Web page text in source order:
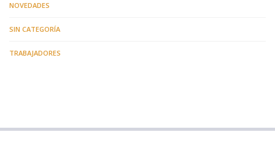
NOVEDADES
SIN CATEGORÍA
TRABAJADORES